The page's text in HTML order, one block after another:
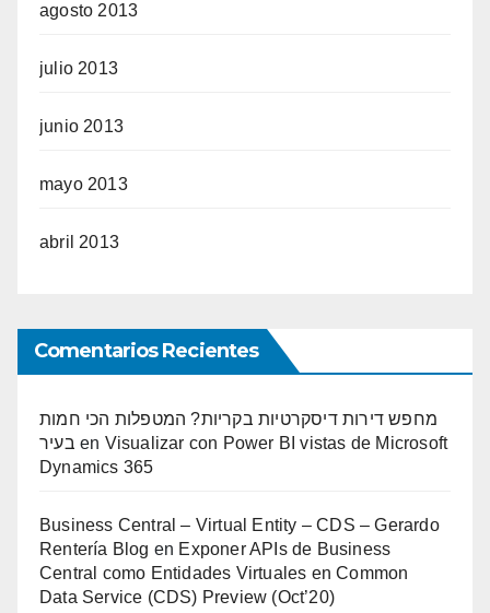
agosto 2013
julio 2013
junio 2013
mayo 2013
abril 2013
Comentarios Recientes
מחפש דירות דיסקרטיות בקריות? המטפלות הכי חמות
בעיר en Visualizar con Power BI vistas de Microsoft
Dynamics 365
Business Central – Virtual Entity – CDS – Gerardo
Rentería Blog en Exponer APIs de Business
Central como Entidades Virtuales en Common
Data Service (CDS) Preview (Oct’20)